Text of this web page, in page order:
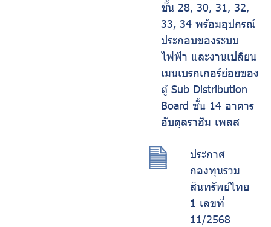
ชั้น 28, 30, 31, 32,
33, 34 พร้อมอุปกรณ์
ประกอบของระบบ
ไฟฟ้า และงานเปลี่ยน
เมนเบรกเกอร์ย่อยของ
ตู้ Sub Distribution
Board ชั้น 14 อาคาร
อับดุลราฮิม เพลส
ประกาศ
กองทุนรวม
สินทรัพย์ไทย
1 เลขที่
11/2568